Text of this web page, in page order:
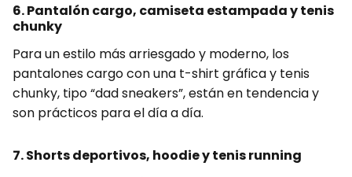
6. Pantalón cargo, camiseta estampada y tenis
chunky
Para un estilo más arriesgado y moderno, los
pantalones cargo con una t-shirt gráfica y tenis
chunky, tipo “dad sneakers”, están en tendencia y
son prácticos para el día a día.
7. Shorts deportivos, hoodie y tenis running